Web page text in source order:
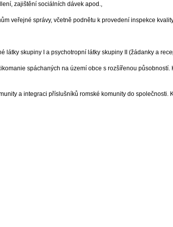
zajištění sociálních dávek apod.,
veřejné správy, včetně podnětu k provedení inspekce
skupiny I a psychotropní látky skupiny II (žádanky a
spáchaných na území obce s rozšířenou působností.
a integraci příslušníků romské komunity do společnosti.